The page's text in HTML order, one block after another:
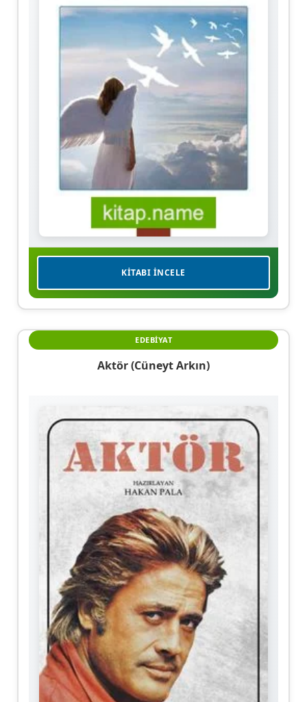
KITABI İNCELE
EDEBIYAT
Aktör (Cüneyt Arkın)